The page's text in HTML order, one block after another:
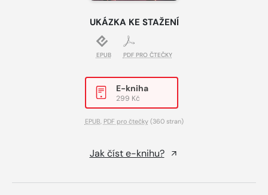
UKÁZKA KE STAŽENÍ
EPUB PDF PRO ČTEČKY
E-kniha
299 Kč
EPUB PDF pro čtečky(360 stran)
Jak číst e-knihu?